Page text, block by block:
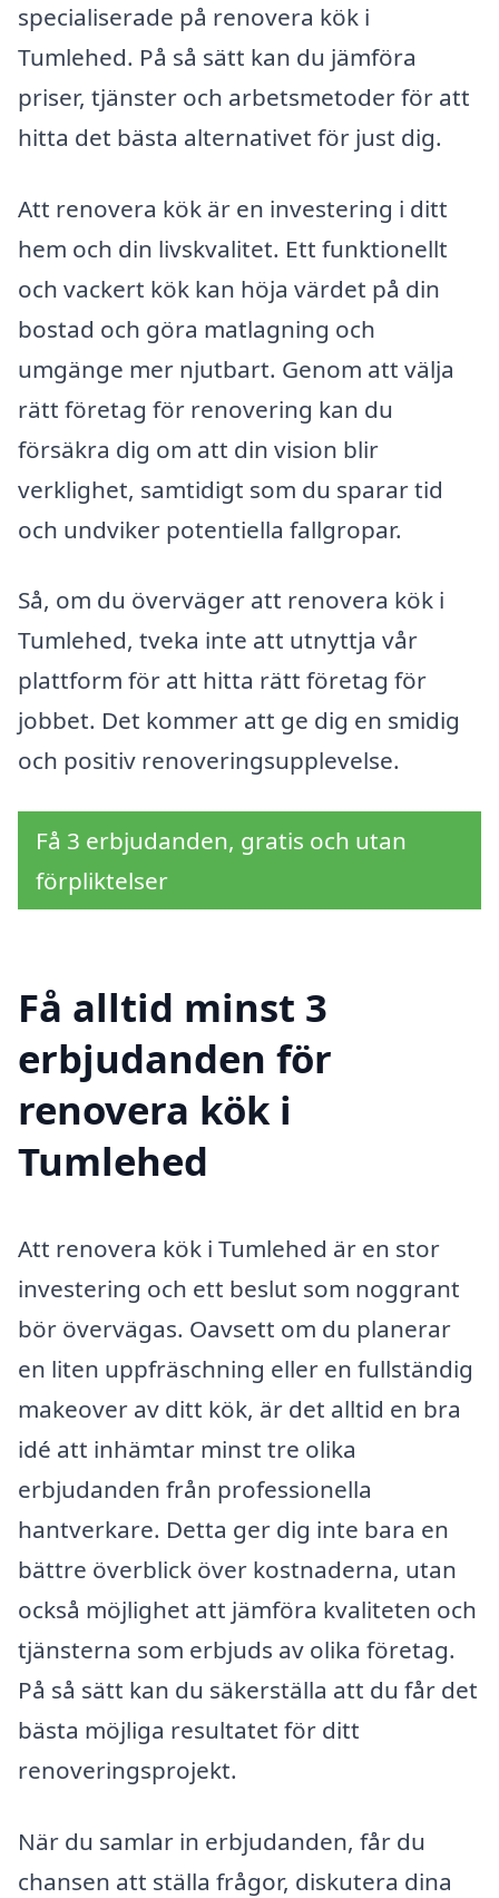
specialiserade på renovera kök i
Tumlehed. På så sätt kan du jämföra
priser, tjänster och arbetsmetoder för att
hitta det bästa alternativet för just dig.
Att renovera kök är en investering i ditt
hem och din livskvalitet. Ett funktionellt
och vackert kök kan höja värdet på din
bostad och göra matlagning och
umgänge mer njutbart. Genom att välja
rätt företag för renovering kan du
försäkra dig om att din vision blir
verklighet, samtidigt som du sparar tid
och undviker potentiella fallgropar.
Så, om du överväger att renovera kök i
Tumlehed, tveka inte att utnyttja vår
plattform för att hitta rätt företag för
jobbet. Det kommer att ge dig en smidig
och positiv renoveringsupplevelse.
Få 3 erbjudanden, gratis och utan
förpliktelser
Få alltid minst 3
erbjudanden för
renovera kök i
Tumlehed
Att renovera kök i Tumlehed är en stor
investering och ett beslut som noggrant
bör övervägas. Oavsett om du planerar
en liten uppfräschning eller en fullständig
makeover av ditt kök, är det alltid en bra
idé att inhämtar minst tre olika
erbjudanden från professionella
hantverkare. Detta ger dig inte bara en
bättre överblick över kostnaderna, utan
också möjlighet att jämföra kvaliteten och
tjänsterna som erbjuds av olika företag.
På så sätt kan du säkerställa att du får det
bästa möjliga resultatet för ditt
renoveringsprojekt.
När du samlar in erbjudanden, får du
chansen att ställa frågor, diskutera dina